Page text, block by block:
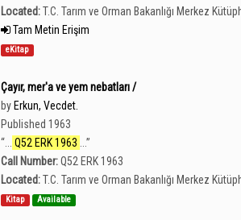
Located:T.C. Tarım ve Orman Bakanlığı Merkez
Tam Metin Erişim
eKitap
Çayır, mer'a ve yem nebatları /
by Erkun, Vecdet.
Published 1963
“
Q52 ERK 1963
”
Call Number:Q52 ERK 1963
Located:T.C. Tarım ve Orman Bakanlığı Merkez
Kitap Available